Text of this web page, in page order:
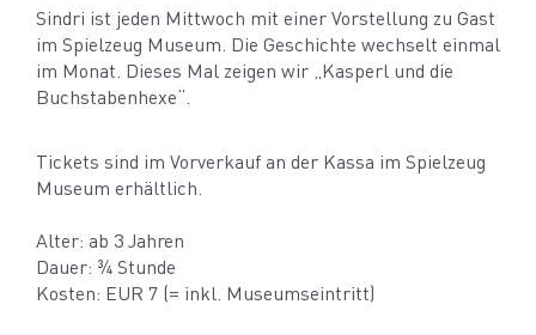
Sindri ist jeden Mittwoch mit einer Vorstellung zu Gast
im Spielzeug Museum. Die Geschichte wechselt einmal
im Monat. Dieses Mal zeigen wir „Kasperl und die
Buchstabenhexe“.
Tickets sind im Vorverkauf an der Kassa im Spielzeug
Museum erhältlich.
Alter: ab 3 Jahren
Dauer: ¾ Stunde
Kosten: EUR 7 (= inkl. Museumseintritt)